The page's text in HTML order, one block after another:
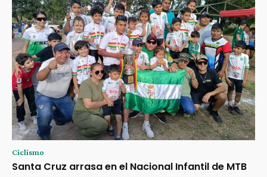
Ciclismo
Santa Cruz arrasa en el Nacional Infantil de MTB